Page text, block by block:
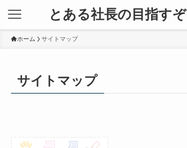
とある社長の目指す
ホーム サイトマップ
サイトマップ